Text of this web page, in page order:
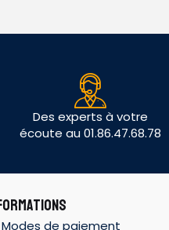
Des experts à votre
écoute au 01.86.47.68.78
Modes de paiement